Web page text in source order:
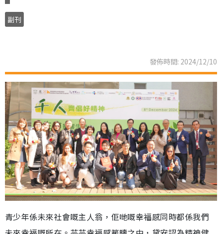
副刊
發佈時間: 2024/12/10
青少年係未來社會嘅主人翁，佢哋嘅幸福感同時都係我們